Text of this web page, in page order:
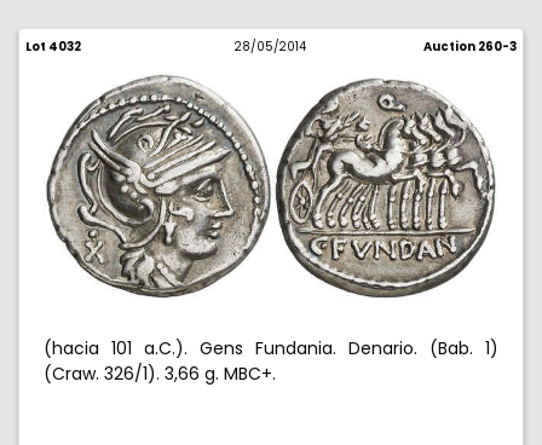
Lot 4032 28/05/2014 Auction 260-3
(hacia 101 a.C.). Gens Fundania. Denario. (Bab. 1)
(Craw. 326/1). 3,66 g. MBC+.